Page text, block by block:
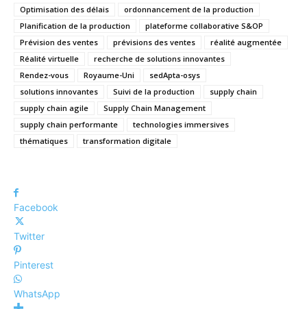
Optimisation des délais
ordonnancement de la production
Planification de la production
plateforme collaborative S&OP
Prévision des ventes
prévisions des ventes
réalité augmentée
Réalité virtuelle
recherche de solutions innovantes
Rendez-vous
Royaume-Uni
sedApta-osys
solutions innovantes
Suivi de la production
supply chain
supply chain agile
Supply Chain Management
supply chain performante
technologies immersives
thématiques
transformation digitale
Facebook
Twitter
Pinterest
WhatsApp